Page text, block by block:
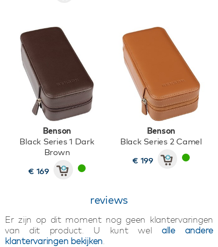
Benson
Black Series 1 Dark
Brown
€ 169
Benson
Black Series 2 Camel
€ 199
reviews
Er zijn op dit moment nog geen klantervaringen
van dit product. U kunt wel alle andere
klantervaringen bekijken.